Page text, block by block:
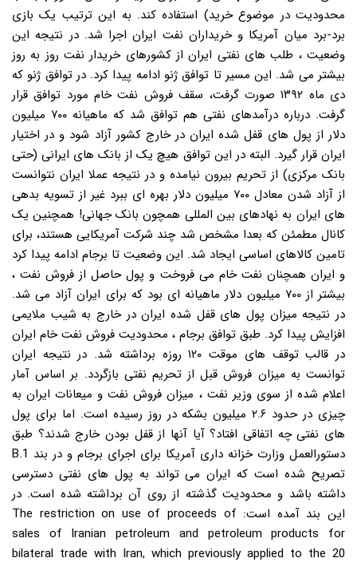
محدودیت در موضوع خرید) استفاده کند. به این ترتیب یک بازی
برد-برد میان آمریکا و خریداران نفت ایران اجرا شد. در نتیجه این
وضعیت ، طلب های نفتی ایران از کشورهای خریدار نفت روز به روز
بیشتر می شد. این مسیر تا توافق ژنو ادامه پیدا کرد. در توافق ژنو که
دی ماه ۱۳۹۲ صورت گرفت، سقف فروش نفت خام مورد توافق قرار
گرفت. درباره درآمدهای نفتی هم توافق شد که ماهیانه ۷۰۰ میلیون
دلار از پول های قفل شده ایران در خارج کشور آزاد شود و در اختیار
ایران قرار گیرد. البته در این توافق هیچ یک از بانک های ایرانی (حتی
بانک مرکزی) از تحریم بیرون نیامده و در نتیجه عملا ایران نتوانست
از آزاد شدن معادل ۷۰۰ میلیون دلار بهره ای ببرد غیر از تسویه بدهی
های ایران به نهادهای بین المللی همچون بانک جهانی! همچنین یک
کانال مطمئن که بعدا مشخص شد چند شرکت آمریکایی هستند، برای
تامین کالاهای اساسی ایجاد شد. این وضعیت تا برجام ادامه پیدا کرد
و ایران همچنان نفت خام می فروخت و پول حاصل از فروش نفت ،
بیشتر از ۷۰۰ میلیون دلار ماهیانه ای بود که برای ایران آزاد می شد.
در نتیجه میزان پول های قفل شده ایران در خارج به شیب ملایمی
افزایش پیدا کرد. طبق توافق برجام ، محدودیت فروش نفت خام ایران
در قالب توقف های موقت ۱۲۰ روزه برداشته شد. در نتیجه ایران
توانست به میزان فروش قبل از تحریم نفتی بازگردد. بر اساس آمار
اعلام شده از سوی وزیر نفت ، میزان فروش نفت و میعانات ایران به
چیزی در حدود ۲.۶ میلیون بشکه در روز رسیده است. اما برای پول
های نفتی چه اتفاقی افتاد؟ آیا آنها از قفل بودن خارج شدند؟ طبق
دستورالعمل وزارت خزانه داری آمریکا برای اجرای برجام و در بند B.1
تصریح شده است که ایران می تواند به پول های نفتی دسترسی
داشته باشد و محدودیت گذشته از روی آن برداشته شده است. در
این بند آمده است: The restriction on use of proceeds of
sales of Iranian petroleum and petroleum products for
bilateral trade with Iran, which previously applied to the 20